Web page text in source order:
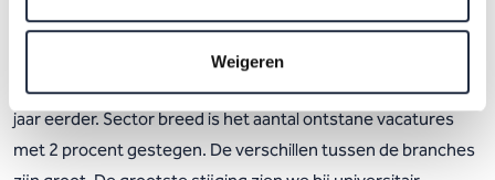
Weigeren
In het eerste kwartaal van 2026 ontstonden er in totaal
61.900 vacatures bij organisaties in de sector zorg en
welzijn. Dat zijn er 1.250 meer dan in dezelfde periode een
jaar eerder. Sector breed is het aantal ontstane vacatures
met 2 procent gestegen. De verschillen tussen de branches